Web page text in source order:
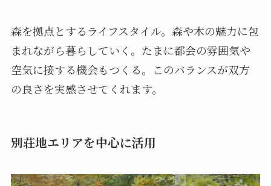
森を拠点とするライフスタイル。森や木の魅力に包
まれながら暮らしていく。たまに都会の雰囲気や
空気に接する機会もつくる。このバランスが双方
の良さを実感させてくれます。
別荘地エリアを中心に活用